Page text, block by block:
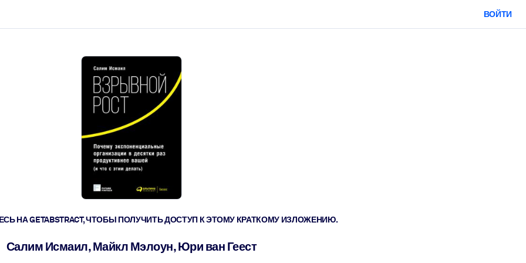
ВОЙТИ
НА GETABSTRACT, ЧТОБЫ ПОЛУЧИТЬ ДОСТУП К ЭТОМУ КРАТКОМУ ИЗЛОЖЕНИЮ.
Салим Исмаил, Майкл Мэлоун, Юри ван Геест